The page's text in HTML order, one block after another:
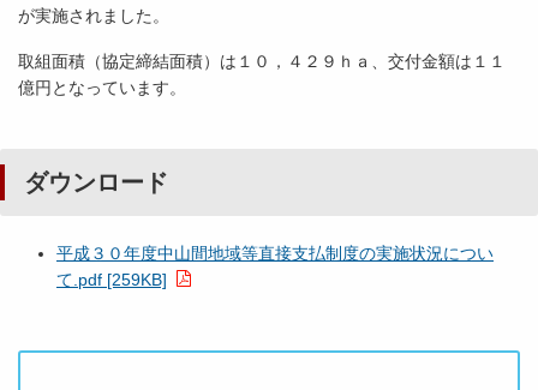
が実施されました。
取組面積（協定締結面積）は１０，４２９ｈａ、交付金額は１１
億円となっています。
ダウンロード
平成３０年度中山間地域等直接支払制度の実施状況につい
て.pdf [259KB]